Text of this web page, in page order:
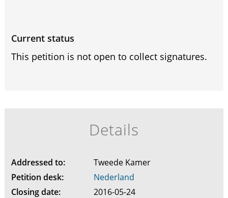
Current status
This petition is not open to collect signatures.
Details
Addressed to:
Tweede Kamer
Petition desk:
Nederland
Closing date:
2016-05-24